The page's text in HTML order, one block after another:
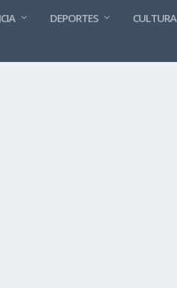
DEPORTES CULTURA